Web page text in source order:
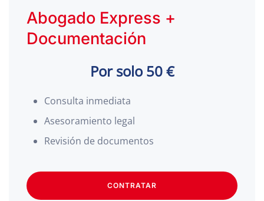
Abogado Express +
Documentación
Por solo 50 €
Consulta inmediata
Asesoramiento legal
Revisión de documentos
CONTRATAR